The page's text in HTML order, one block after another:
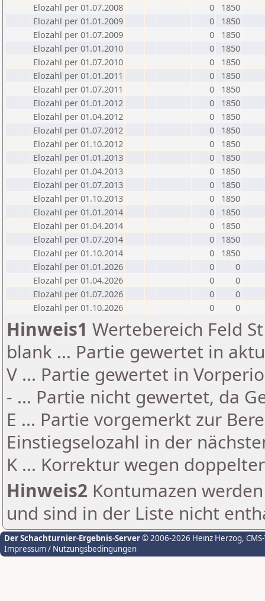
Elozahl per 01.07.2008
0
1850
Elozahl per 01.01.2009
0
1850
Elozahl per 01.07.2009
0
1850
Elozahl per 01.01.2010
0
1850
Elozahl per 01.07.2010
0
1850
Elozahl per 01.01.2011
0
1850
Elozahl per 01.07.2011
0
1850
Elozahl per 01.01.2012
0
1850
Elozahl per 01.04.2012
0
1850
Elozahl per 01.07.2012
0
1850
Elozahl per 01.10.2012
0
1850
Elozahl per 01.01.2013
0
1850
Elozahl per 01.04.2013
0
1850
Elozahl per 01.07.2013
0
1850
Elozahl per 01.10.2013
0
1850
Elozahl per 01.01.2014
0
1850
Elozahl per 01.04.2014
0
1850
Elozahl per 01.07.2014
0
1850
Elozahl per 01.10.2014
0
1850
Elozahl per 01.01.2026
0
0
Elozahl per 01.04.2026
0
0
Elozahl per 01.07.2026
0
0
Elozahl per 01.10.2026
0 0
Hinweis1 Wertebereich Feld
blank ... Partie gewertet in
V ... Partie gewertet in
- ... Partie nicht gewertet, da
E ... Partie vorgemerkt zur
Einstiegselozahl in der
K ... Korrektur wegen
Hinweis2 Kontumazen
und sind in der Liste nicht
Der Schachturnier-Ergebnis-Server© 2006-2026 Heinz Herzog,
Impressum / Nutzungsbedingungen